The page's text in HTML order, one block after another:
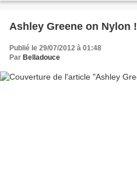
Ashley Greene on Nylon !
Publié le 29/07/2012 à 01:48
Par Belladouce